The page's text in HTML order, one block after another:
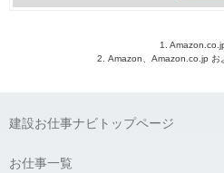
1.
2. Amazon、Amazon.co.jp お
建設お仕事ナビトップページ
お仕事一覧